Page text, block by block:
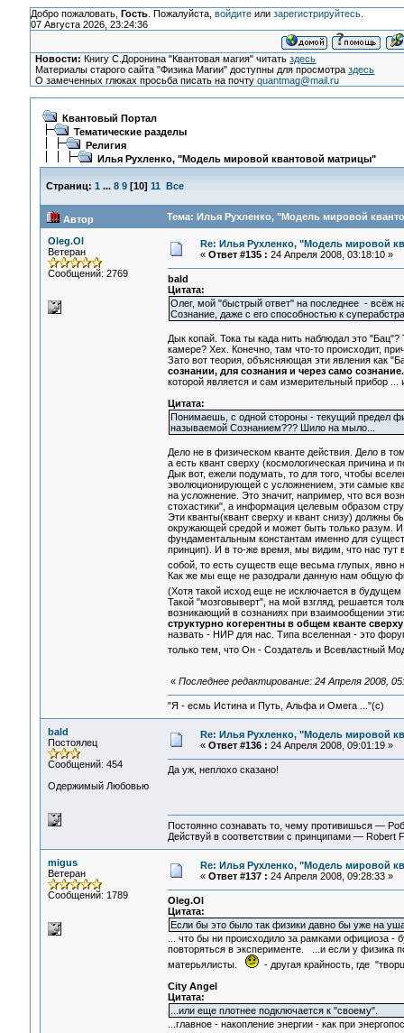
Добро пожаловать, Гость. Пожалуйста, войдитеили зарегистрируйтесь.
07 Августа 2026, 23:24:36
Новости: Книгу С.Доронина "Квантовая магия" читатьздесь
Материалы старого сайта "Физика Магии" доступны для просмотраздесь
О замеченных глюках просьба писать на почтуquantmag@mail.ru
Квантовый Портал
Тематические разделы
Религия
Илья Рухленко, "Модель мировой квантовой матрицы"
Страниц: 1 ... 8 9[10] 11 Все
Автор Тема: Илья Рухленко, "Модель мировой
Oleg.Ol
Ветеран
Сообщений: 2769
Re: Илья Рухленко, "Модель мировой
« Ответ #135 : 24 Апреля 2008, 03:18:10 »
bald
Цитата:
Олег, мой "быстрый ответ" на последнее - всёж
Сознание, даже с его способностью к
Дык копай. Тока ты када нить наблюдал это
камере? Хех. Конечно, там что-то происходит,
Зато вот теория, объясняющая эти явления как
сознании, для сознания и через само сознание.
которой является и сам измерительный прибор
Цитата:
Понимаешь, с одной стороны - текущий предел
называемой Сознанием??? Шило на мыло...
Дело не в физическом кванте действия. Дело в
а есть квант сверху (космологическая причина
Дык вот, ежели подумать, то для того, чтобы
эволюционирующей с усложнением, эти самые
на усложнение. Это значит, например, что вся
стохастики", а информация целевым образом
Эти кванты(квант сверху и квант снизу) должны
окружающей средой и может быть только разум.
фундаментальным константам именно для
принцип). И в то-же время, мы видим, что нас
собой, то есть существ еще весьма глупых,
Как же мы еще не разодрали данную нам общую
(Хотя такой исход еще не исключается в будущем
Такой "мозговыверт", на мой взгляд, решается
возникающий в сознаниях при взаимообщении
структурно когерентны в общем кванте сверху
назвать - НИР для нас. Типа вселенная - это
только тем, что Он - Создатель и Всевластный
« Последнее редактирование: 24 Апреля 2008,
"Я - есмь Истина и Путь, Альфа и Омега ..."(с)
bald
Постоялец
Сообщений: 454
Одержимый Любовью
Re: Илья Рухленко, "Модель мировой
« Ответ #136 : 24 Апреля 2008, 09:01:19 »
Да уж, неплохо сказано!
Постоянно сознавать то, чему противишься —
Действуй в соответствии с принципами — Robert
migus
Ветеран
Сообщений: 1789
Re: Илья Рухленко, "Модель мировой
« Ответ #137 : 24 Апреля 2008, 09:28:33 »
Oleg.Ol
Цитата:
Если бы это было так физики давно бы уже на
... что бы ни происходило за рамками официоза -
повторяться в эксперименте. ...и если у физика
матерьялисты.
- другая крайность, где
City Angel
Цитата:
...или еще плотнее подключается к "своему".
...главное - накопление энергии - как при